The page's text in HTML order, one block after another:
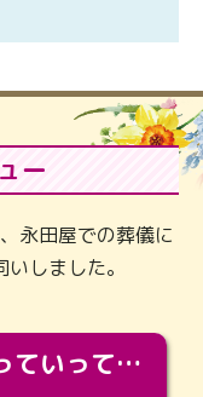
ー
永田屋での葬儀に
しました。
「カッコよくなって旅立っていってくれました（笑）もっとカッコいいって言ってあげればよかったな」